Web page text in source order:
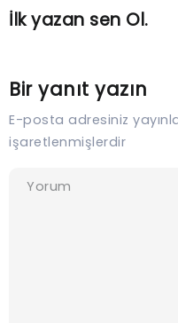
İlk yazan sen Ol.
Bir yanıt yazın
E-posta adresiniz
işaretlenmişlerdir